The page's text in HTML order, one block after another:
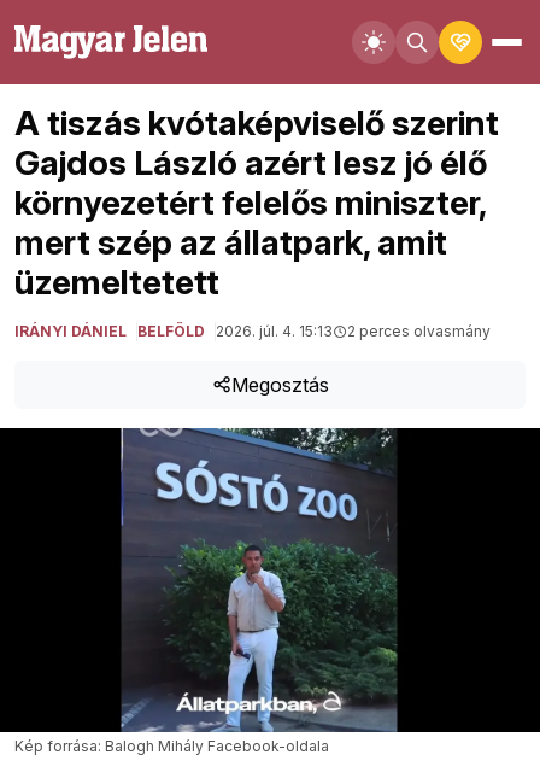
A tiszás kvótaképviselő szerint
Gajdos László azért lesz jó élő
környezetért felelős miniszter,
mert szép az állatpark, amit
üzemeltetett
IRÁNYI DÁNIEL BELFÖLD 2026. júl. 4. 15:13 2 perces olvasmány
Megosztás
Kép forrása: Balogh Mihály Facebook-oldala